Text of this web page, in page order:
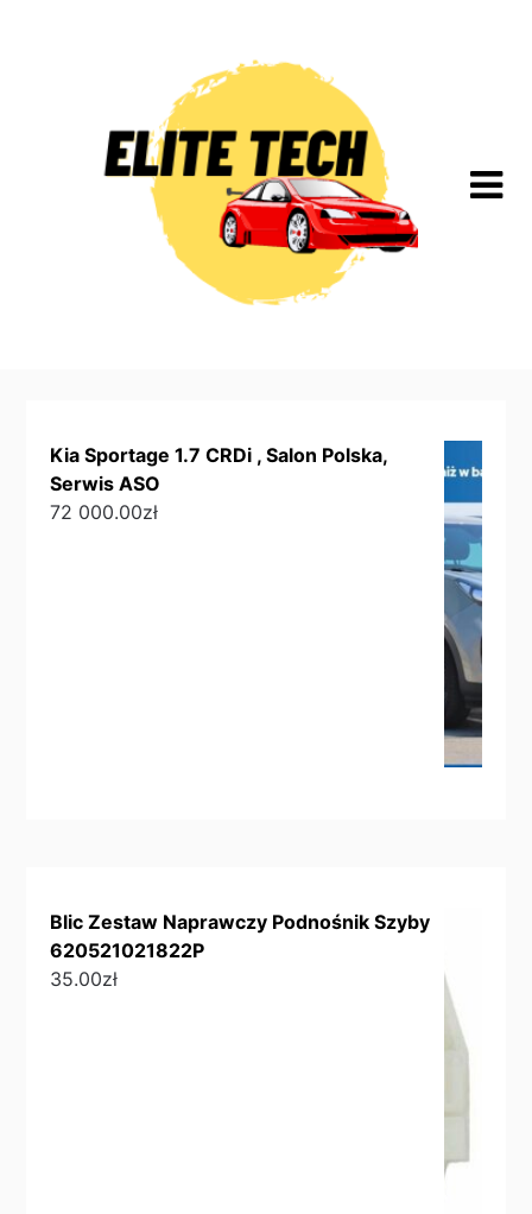
Kia Sportage 1.7 CRDi , Salon Polska,
Serwis ASO
72 000.00zł
Blic Zestaw Naprawczy Podnośnik Szyby
620521021822P
35.00zł